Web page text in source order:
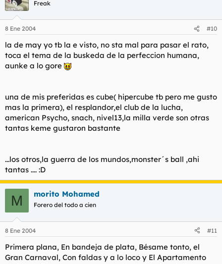
Freak
8 Ene 2004 #10
la de may yo tb la e visto, no sta mal para pasar el rato,
toca el tema de la buskeda de la perfeccion humana,
aunke a lo gore
una de mis preferidas es cube( hipercube tb pero me gusto
mas la primera), el resplandor,el club de la lucha,
american Psycho, snach, nivel13,la milla verde son otras
tantas keme gustaron bastante
...los otros,la guerra de los mundos,monster´s ball ,ahi
tantas .... :D
M morito Mohamed
Forero del todo a cien
8 Ene 2004 #11
Primera plana, En bandeja de plata, Bésame tonto, el
Gran Carnaval, Con faldas y a lo loco y El Apartamento